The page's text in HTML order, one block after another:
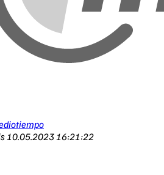
10.05.2023 16:21:22